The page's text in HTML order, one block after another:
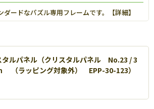
ダードなパズル専用フレームです。【詳細】
ルパネル（クリスタルパネル No.23 / 3
ラッピング対象外） EPP-30-123）